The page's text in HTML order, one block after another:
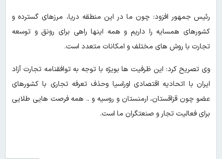
رئیس جمهور افزود: چون ما در این منطقه دریا، مرزهای گسترده و
کشورهای همسایه را داریم و همه اینها راهی برای رونق و توسعه
تجارت با روش های مختلف و امکانات متعدد است.
وی تصریح کرد: این ظرفیت ها بویژه با توجه به توافقنامه تجارت آزاد
ایران با اتحادیه اقتصادی اوراسیا وحذف تعرفه تجاری با کشورهای
عضو چون قزاقستان، ارمنستان و روسیه و .. همه فرصت هایی طلایی
برای فعالیت تجار و صنعتگران ما است.